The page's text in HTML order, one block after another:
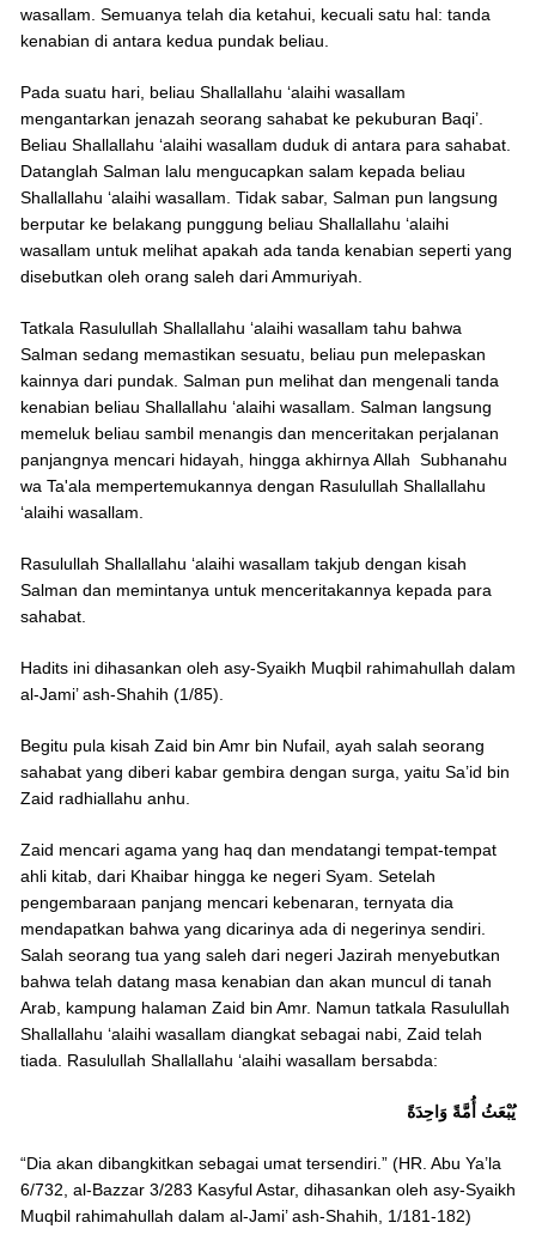
wasallam. Semuanya telah dia ketahui, kecuali satu hal: tanda
kenabian di antara kedua pundak beliau.
Pada suatu hari, beliau Shallallahu ‘alaihi wasallam
mengantarkan jenazah seorang sahabat ke pekuburan Baqi’.
Beliau Shallallahu ‘alaihi wasallam duduk di antara para sahabat.
Datanglah Salman lalu mengucapkan salam kepada beliau
Shallallahu ‘alaihi wasallam. Tidak sabar, Salman pun langsung
berputar ke belakang punggung beliau Shallallahu ‘alaihi
wasallam untuk melihat apakah ada tanda kenabian seperti yang
disebutkan oleh orang saleh dari Ammuriyah.
Tatkala Rasulullah Shallallahu ‘alaihi wasallam tahu bahwa
Salman sedang memastikan sesuatu, beliau pun melepaskan
kainnya dari pundak. Salman pun melihat dan mengenali tanda
kenabian beliau Shallallahu ‘alaihi wasallam. Salman langsung
memeluk beliau sambil menangis dan menceritakan perjalanan
panjangnya mencari hidayah, hingga akhirnya Allah Subhanahu
wa Ta'ala mempertemukannya dengan Rasulullah Shallallahu
‘alaihi wasallam.
Rasulullah Shallallahu ‘alaihi wasallam takjub dengan kisah
Salman dan memintanya untuk menceritakannya kepada para
sahabat.
Hadits ini dihasankan oleh asy-Syaikh Muqbil rahimahullah dalam
al-Jami’ ash-Shahih (1/85).
Begitu pula kisah Zaid bin Amr bin Nufail, ayah salah seorang
sahabat yang diberi kabar gembira dengan surga, yaitu Sa’id bin
Zaid radhiallahu anhu.
Zaid mencari agama yang haq dan mendatangi tempat-tempat
ahli kitab, dari Khaibar hingga ke negeri Syam. Setelah
pengembaraan panjang mencari kebenaran, ternyata dia
mendapatkan bahwa yang dicarinya ada di negerinya sendiri.
Salah seorang tua yang saleh dari negeri Jazirah menyebutkan
bahwa telah datang masa kenabian dan akan muncul di tanah
Arab, kampung halaman Zaid bin Amr. Namun tatkala Rasulullah
Shallallahu ‘alaihi wasallam diangkat sebagai nabi, Zaid telah
tiada. Rasulullah Shallallahu ‘alaihi wasallam bersabda:
يُبْعَثُ أُمَّةً وَاحِدَةً
“Dia akan dibangkitkan sebagai umat tersendiri.” (HR. Abu Ya’la
6/732, al-Bazzar 3/283 Kasyful Astar, dihasankan oleh asy-Syaikh
Muqbil rahimahullah dalam al-Jami’ ash-Shahih, 1/181-182)